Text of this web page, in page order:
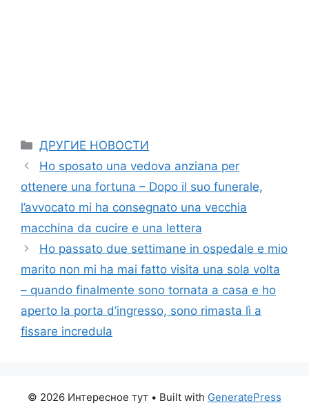
Categories
ДРУГИЕ НОВОСТИ
Ho sposato una vedova anziana per
ottenere una fortuna – Dopo il suo funerale,
l’avvocato mi ha consegnato una vecchia
macchina da cucire e una lettera
Ho passato due settimane in ospedale e mio
marito non mi ha mai fatto visita una sola volta
– quando finalmente sono tornata a casa e ho
aperto la porta d’ingresso, sono rimasta lì a
fissare incredula
© 2026 Интересное тут • Built with GeneratePress